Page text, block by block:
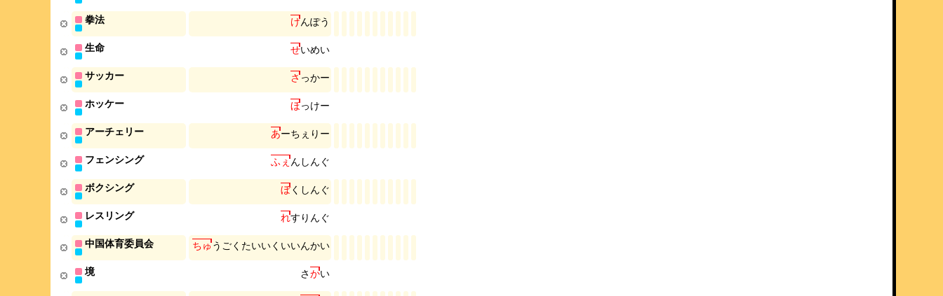
拳法 けんぽう
生命 せいめい
サッカー さっかー
ホッケー ほっけー
アーチェリー あーち ぇ り ー
フェンシング ふ ぇん し ん ぐ
ボクシング ぼく し ん ぐ
レスリング れす り ん ぐ
中国体育委員会 ちゅう ごく たいいく いいんかい
境 さかい